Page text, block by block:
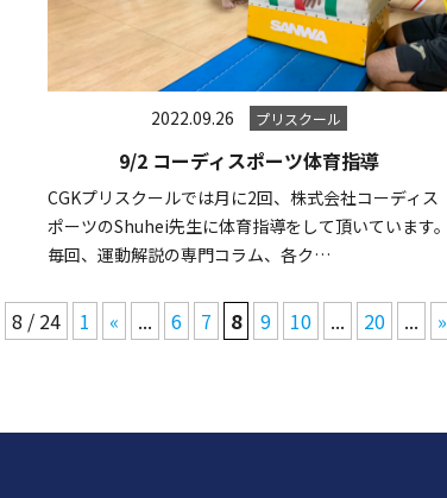
2022.09.26 プリスクール
9/2 コーディスポーツ体育指導
CGKプリスクールでは月に2回、株式会社コーディス
ポーツのShuhei先生に体育指導をして頂いています。
毎回、運動解説の専門コラム、各ク…
8 / 24 1 « ... 6 7 8 9 10 ... 20 ... »